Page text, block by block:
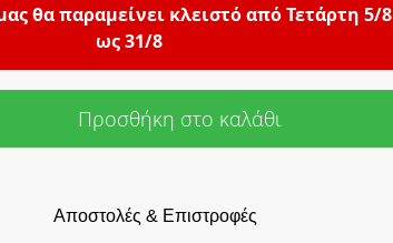
θα παραμείνει κλειστό από Τετάρτη 5/8
ως 31/8
Προσθήκη στο καλάθι
Αποστολές & Επιστροφές